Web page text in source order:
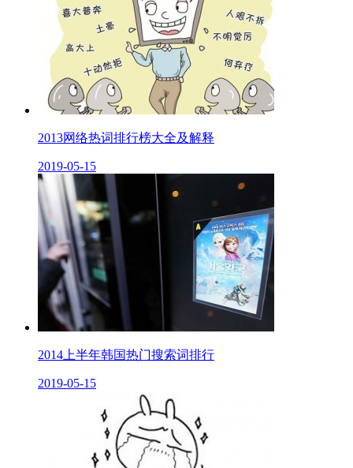
2013网络热词排行榜大全及解释
2019-05-15
2014上半年韩国热门搜索词排行
2019-05-15